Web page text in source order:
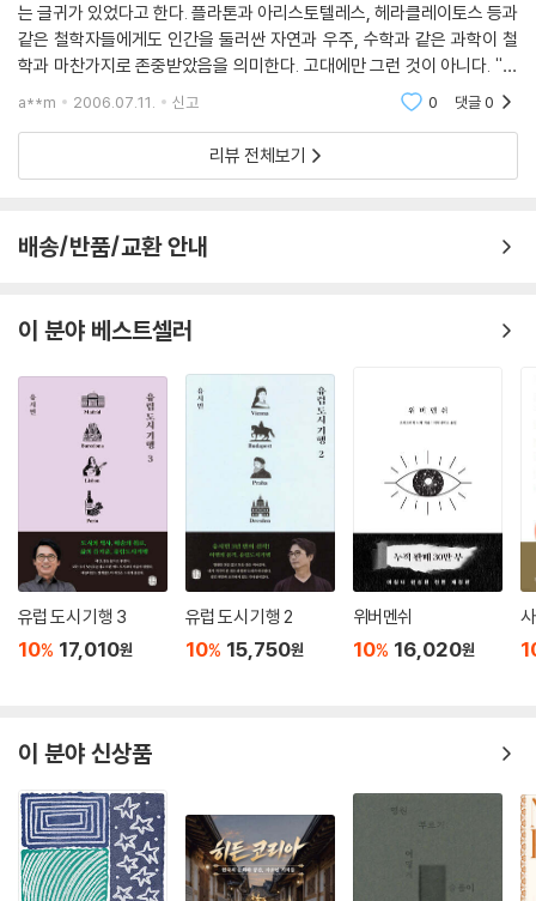
는 글귀가 있었다고 한다. 플라톤과 아리스토텔레스, 헤라클레이토스 등과
같은 철학자들에게도 인간을 둘러싼 자연과 우주, 수학과 같은 과학이 철
학과 마찬가지로 존중받았음을 의미한다. 고대에만 그런 것이 아니다. ''나
는 생각한다, 고로 나는 존재한다''라는 명제를 남긴 프랑스 철학가 데카르
a**m 2006.07.11. 신고 0 댓글0
리뷰 전체보기
배송/반품/교환 안내
이 분야 베스트셀러
유럽 도시 기행 3
10% 17,010원
유럽 도시 기행 2
10% 15,750원
위버멘쉬
10% 16,020원
이 분야 신상품